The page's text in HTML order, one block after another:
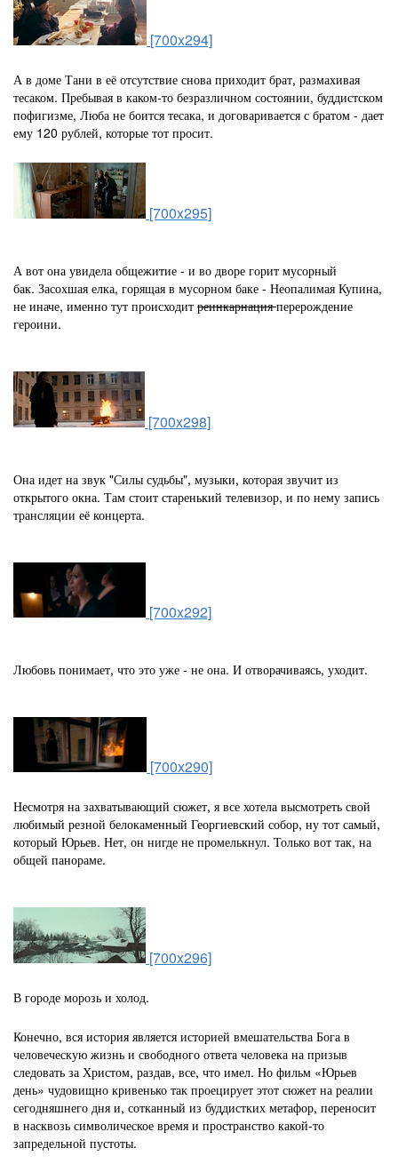
[700x294]
А в доме Тани в её отсутствие снова приходит брат, размахивая
тесаком. Пребывая в каком-то безразличном состоянии, буддистском
пофигизме, Люба не боится тесака, и договаривается с братом - дает
ему 120 рублей, которые тот просит.
[700x295]
А вот она увидела общежитие - и во дворе горит мусорный
бак. Засохшая елка, горящая в мусорном баке - Неопалимая Купина,
не иначе, именно тут происходит реинкарнацияперерождение
героини.
[700x298]
Она идет на звук "Силы судьбы", музыки, которая звучит из
открытого окна. Там стоит старенький телевизор, и по нему запись
трансляции её концерта.
[700x292]
Любовь понимает, что это уже - не она. И отворачиваясь, уходит.
[700x290]
Несмотря на захватывающий сюжет, я все хотела высмотреть свой
любимый резной белокаменный Георгиевский собор, ну тот самый,
который Юрьев. Нет, он нигде не промелькнул. Только вот так, на
общей панораме.
[700x296]
В городе морозь и холод.
Конечно, вся история является историей вмешательства Бога в
человеческую жизнь и свободного ответа человека на призыв
следовать за Христом, раздав, все, что имел. Но фильм «Юрьев
день» чудовищно кривенько так проецирует этот сюжет на реалии
сегодняшнего дня и, сотканный из буддистких метафор, переносит
в насквозь символическое время и пространство какой-то
запредельной пустоты.